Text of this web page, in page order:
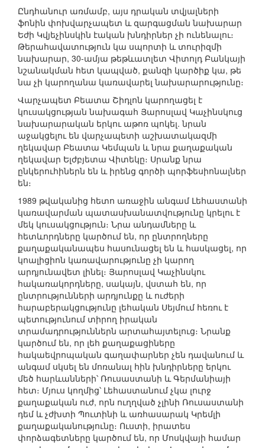
Ընդհանուր առմամբ, այս դրական տվյալների
ֆոնին փոխվարչապետ և զարգացման նախարար
Եժի Կվյեչինսկին էական խնդիրներ չի ունենալու։
Թերահավատություն կա սպորտի և տուրիզմի
նախարար, 30-ամյա թեթևատլետ Վիտոլդ Բանկայի
նշանակման հետ կապված, քանզի կարծիք կա, թե
նա չի կարողանա կառավարել նախարարությունը։
Վարչապետ Բեատա Շիդլոն կարողացել է
կուսակցության նախագահ Յարոսլավ Կաչինսկուց
նախարարական երկու աթոռ պոկել. նրան
աջակցելու են վարչապետի աշխատակազմի
ղեկավար Բեատա Կեմպան և նրա քաղաքական
ղեկավար Ելժբյետա Վիտեկը։ Սրանք նրա
ընկերուհիներն են և իրենց գործի պորֆեսիոնալներ
են։
1989 թվականից հետո առաջին անգամ Լեհաստանի
կառավարման պատասխանատվությունը կրելու է
մեկ կուսակցություն։ Նրա անդամները և
հետևորդները կարծում են, որ ընտրողները
քաղաքականապես հասունացել են և հասկացել, որ
կոալիցիոն կառավարությունը չի կարող
արդյունավետ լինել։ Յարոսլավ Կաչինսկու
հակառակորդները, սակայն, վստահ են, որ
ընտրությունների արդյունքը և ուժերի
հարաբերակցությունը լեհական Սեյմում հեռու է
պետությունում տիրող իրական
տրամադրություններն արտահայտելուց։ Նրանք
կարծում են, որ լեհ քաղաքացիները
հակաեվրոպական գաղափարներ չեն դավանում և
անգամ սկսել են մոռանալ հին խնդիրները երկու
մեծ հարևանների՝ Ռուսաստանի և Գերմանիայի
հետ։ Մյուս կողմից՝ Լեհաստանում չկա լուրջ
քաղաքական ուժ, որն ուղղված չլինի Ռուսաստանի
դեմ և չժխտի Պուտինի և առհասարակ Կրեմլի
քաղաքականությունը։ Ուստի, իրատես
փորձագետները կարծում են, որ Մոսկվայի համար